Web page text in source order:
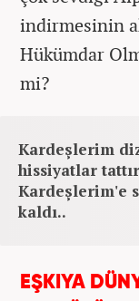
indirmesinin
Hükümdar
mi?
Kardeşlerim
hissiyatlar
Kardeşlerim'e
kaldı..
EŞKIYA